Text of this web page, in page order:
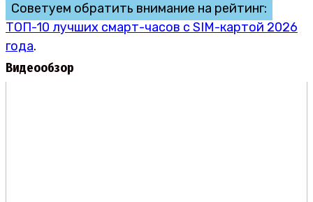
Советуем обратить внимание на рейтинг:
ТОП-10 лучших смарт-часов c SIM-картой 2026
года.
Видеообзор